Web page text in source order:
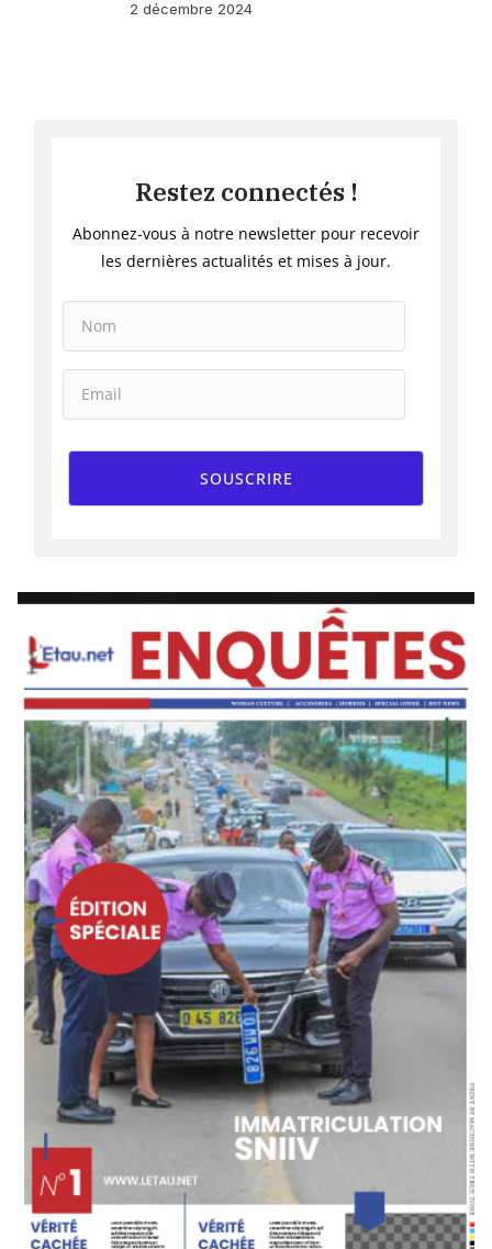
2 décembre 2024
Restez connectés !
Abonnez-vous à notre newsletter pour recevoir
les dernières actualités et mises à jour.
SOUSCRIRE